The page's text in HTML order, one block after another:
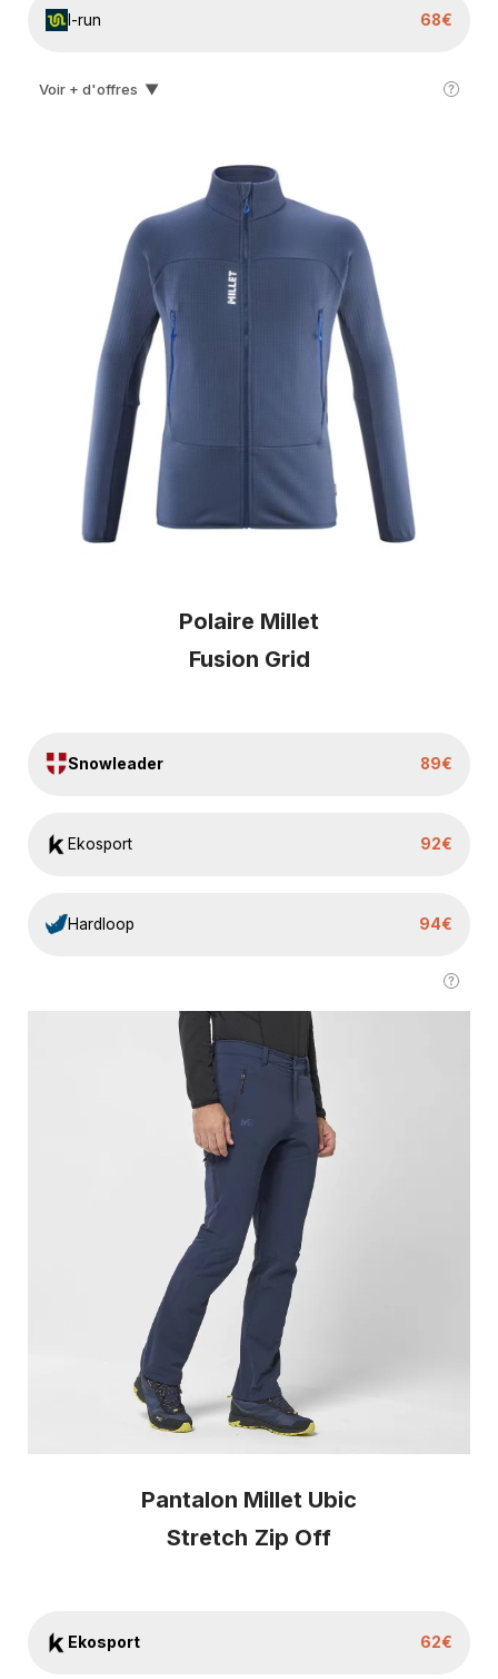
I-run 68€
Ekosport 79€
Voir + d'offres ▼
Polaire Millet
Fusion Grid
Snowleader 89€
Ekosport 92€
Hardloop 94€
Pantalon Millet Ubic
Stretch Zip Off
Ekosport 62€